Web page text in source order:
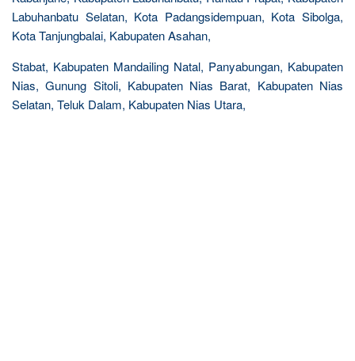
Labuhanbatu Selatan, Kota Padangsidempuan, Kota Sibolga,
Kota Tanjungbalai, Kabupaten Asahan,
Stabat, Kabupaten Mandailing Natal, Panyabungan, Kabupaten
Nias, Gunung Sitoli, Kabupaten Nias Barat, Kabupaten Nias
Selatan, Teluk Dalam, Kabupaten Nias Utara,